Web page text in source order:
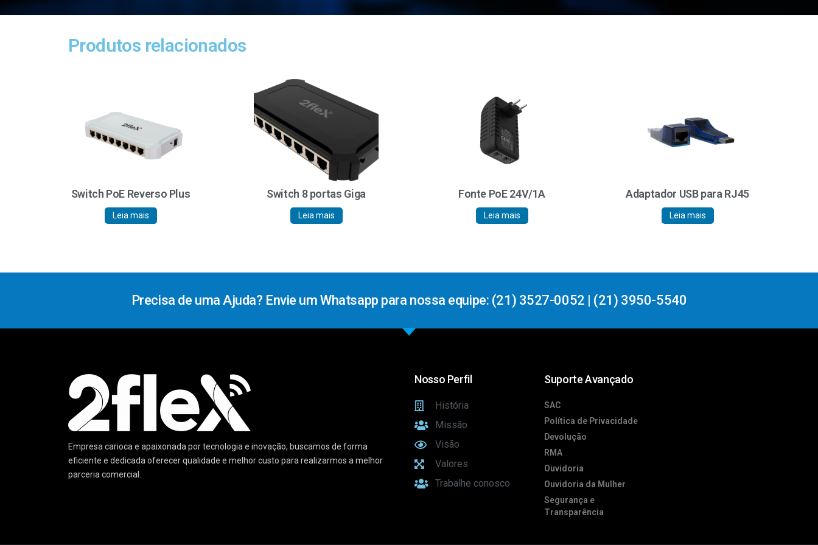
Produtos relacionados
Switch PoE Reverso Plus
Leia mais
Switch 8 portas Giga
Leia mais
Fonte PoE 24V/1A
Leia mais
Adaptador USB para RJ45
Leia mais
Precisa de uma Ajuda? Envie um Whatsapp para nossa equipe: (21) 3527-0052 | (21) 3950-5540
Empresa carioca e apaixonada por tecnologia e inovação, buscamos de forma
eficiente e dedicada oferecer qualidade e melhor custo para realizarmos a melhor
parceria comercial.
Nosso Perfil
História
Missão
Visão
Valores
Trabalhe conosco
Suporte Avançado
SAC
Política de Privacidade
Devolução
RMA
Ouvidoria
Ouvidoria da Mulher
Segurança e
Transparência